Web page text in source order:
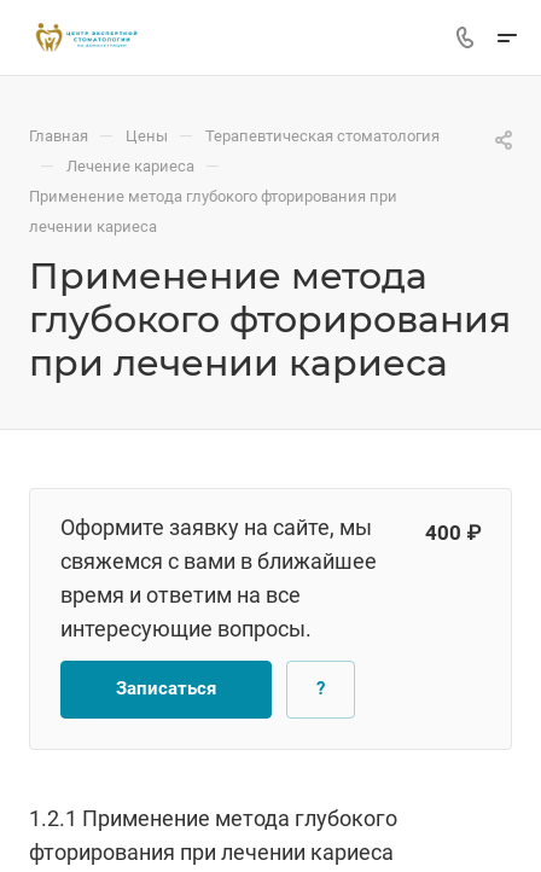
Главная — Цены — Терапевтическая стоматология
— Лечение кариеса —
Применение метода глубокого фторирования при
лечении кариеса
Применение метода
глубокого фторирования
при лечении кариеса
Оформите заявку на сайте, мы
свяжемся с вами в ближайшее
время и ответим на все
интересующие вопросы.
400 ₽
Записаться ?
1.2.1 Применение метода глубокого
фторирования при лечении кариеса